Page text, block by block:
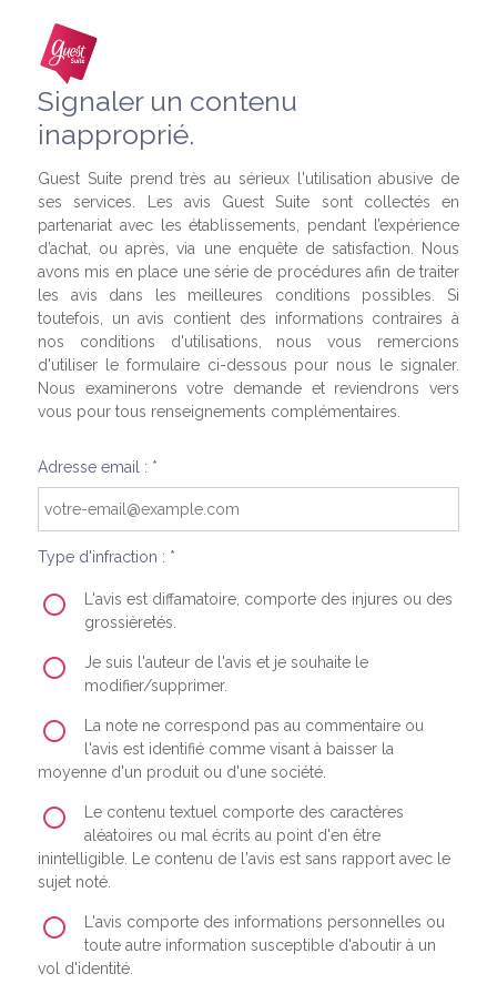
Signaler un contenu
inapproprié.
Guest Suite prend très au sérieux l'utilisation abusive de
ses services. Les avis Guest Suite sont collectés en
partenariat avec les établissements, pendant l’expérience
d’achat, ou après, via une enquête de satisfaction. Nous
avons mis en place une série de procédures afin de traiter
les avis dans les meilleures conditions possibles. Si
toutefois, un avis contient des informations contraires à
nos conditions d'utilisations, nous vous remercions
d'utiliser le formulaire ci-dessous pour nous le signaler.
Nous examinerons votre demande et reviendrons vers
vous pour tous renseignements complémentaires.
Adresse email : *
Type d'infraction : *
L'avis est diffamatoire, comporte des injures ou des
grossièretés.
Je suis l'auteur de l'avis et je souhaite le
modifier/supprimer.
La note ne correspond pas au commentaire ou
l'avis est identifié comme visant à baisser la
moyenne d'un produit ou d'une société.
Le contenu textuel comporte des caractères
aléatoires ou mal écrits au point d'en être
inintelligible. Le contenu de l'avis est sans rapport avec le
sujet noté.
L'avis comporte des informations personnelles ou
toute autre information susceptible d'aboutir à un
vol d'identité.